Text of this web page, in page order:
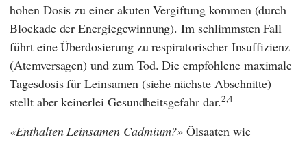
hohen Dosis zu einer akuten Vergiftung kommen (durch
Blockade der Energiegewinnung). Im schlimmsten Fall
führt eine Überdosierung zu respiratorischer Insuffizienz
(Atemversagen) und zum Tod. Die empfohlene maximale
Tagesdosis für Leinsamen (siehe nächste Abschnitte)
stellt aber keinerlei Gesundheitsgefahr dar.2,4
Enthalten Leinsamen Cadmium? Ölsaaten wie